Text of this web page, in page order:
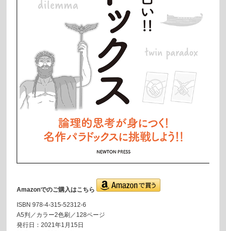
Amazonでのご購入はこちら
ISBN 978-4-315-52312-6
A5判／カラー2色刷／128ページ
発行日：2021年1月15日